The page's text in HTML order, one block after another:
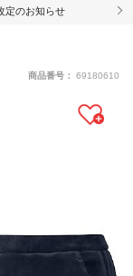
定のお知らせ
商品番号： 69180610